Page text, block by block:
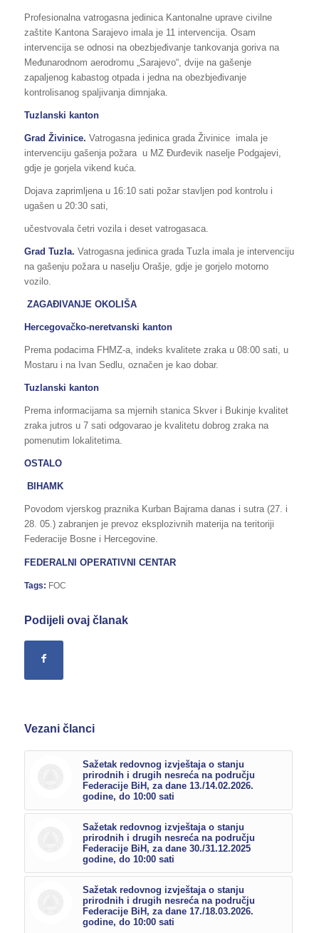
Profesionalna vatrogasna jedinica Kantonalne uprave civilne
zaštite Kantona Sarajevo imala je 11 intervencija. Osam
intervencija se odnosi na obezbjeđivanje tankovanja goriva na
Međunarodnom aerodromu „Sarajevo“, dvije na gašenje
zapaljenog kabastog otpada i jedna na obezbjeđivanje
kontrolisanog spaljivanja dimnjaka.
Tuzlanski kanton
Grad Živinice. Vatrogasna jedinica grada Živinice
imala je
intervenciju gašenja požara u MZ Đurđevik naselje Podgajevi,
gdje je gorjela vikend kuća.
Dojava zaprimljena u 16:10 sati požar stavljen pod kontrolu i
ugašen u 20:30 sati,
učestvovala četri vozila i deset vatrogasaca.
Grad Tuzla. Vatrogasna jedinica grada Tuzla imala je intervenciju
na gašenju požara u naselju Orašje, gdje je gorjelo motorno
vozilo.
ZAGAĐIVANJE OKOLIŠA
Hercegovačko-neretvanski kanton
Prema podacima FHMZ-a, indeks kvalitete zraka u 08:00 sati, u
Mostaru i na Ivan Sedlu, označen je kao dobar.
Tuzlanski kanton
Prema informacijama sa mjernih stanica Skver i Bukinje kvalitet
zraka jutros u 7 sati odgovarao je kvalitetu dobrog zraka na
pomenutim lokalitetima.
OSTALO
BIHAMK
Povodom vjerskog praznika Kurban Bajrama danas i sutra (27. i
28. 05.) zabranjen je prevoz eksplozivnih materija na teritoriji
Federacije Bosne i Hercegovine.
FEDERALNI OPERATIVNI CENTAR
Tags: FOC
Podijeli ovaj članak
Vezani članci
Sažetak redovnog izvještaja o stanju
prirodnih i drugih nesreća na području
Federacije BiH, za dane 13./14.02.2026.
godine, do 10:00 sati
Sažetak redovnog izvještaja o stanju
prirodnih i drugih nesreća na području
Federacije BiH, za dane 30./31.12.2025
godine, do 10:00 sati
Sažetak redovnog izvještaja o stanju
prirodnih i drugih nesreća na području
Federacije BiH, za dane 17./18.03.2026.
godine, do 10:00 sati